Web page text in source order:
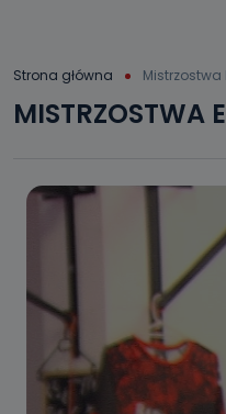
Strona główna Mistrzostwa
MISTRZOSTWA